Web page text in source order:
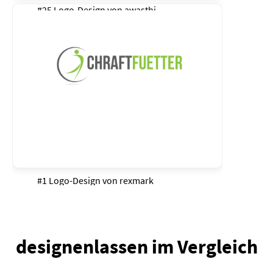
#25 Logo-Design von awasthi
#1 Logo-Design von rexmark
designenlassen im Vergleich